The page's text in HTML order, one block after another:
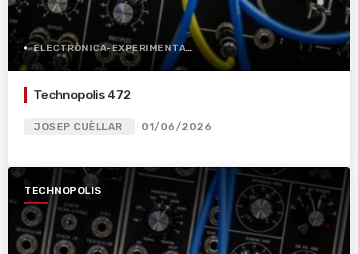
ELECTRÒNICA-EXPERIMENTAL
Technopolis 472
JOSEP CUÈLLAR 01/06/2026
TECHNOPOLIS